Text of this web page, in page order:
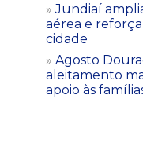
Jundiaí
aérea e
cidade
Agosto
aleitamento
apoio às